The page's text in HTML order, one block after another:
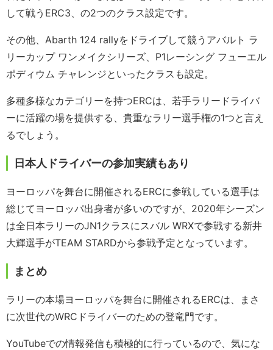
して戦うERC3、の2つのクラス設定です。
その他、Abarth 124 rallyをドライブして競うアバルト ラ
リーカップ ワンメイクシリーズ、P1レーシング フューエル
ポディウム チャレンジといったクラスも設定。
多種多様なカテゴリーを持つERCは、若手ラリードライバ
ーに活躍の場を提供する、貴重なラリー選手権の1つと言え
るでしょう。
日本人ドライバーの参加実績もあり
ヨーロッパを舞台に開催されるERCに参戦している選手は
総じてヨーロッパ出身者が多いのですが、2020年シーズン
は全日本ラリーのJN1クラスにスバル WRXで参戦する新井
大輝選手がTEAM STARDから参戦予定となっています。
まとめ
ラリーの本場ヨーロッパを舞台に開催されるERCは、まさ
に次世代のWRCドライバーのための登竜門です。
YouTubeでの情報発信も積極的に行っているので、気にな